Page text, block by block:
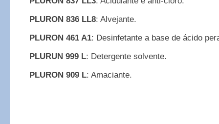
PLURON 836 LL8: Alvejante.
PLURON 461 A1: Desinfetante a base de ácido
PLURUN 999 L: Detergente solvente.
PLURON 909 L: Amaciante.